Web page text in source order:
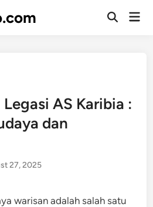
Open
AS Karibia :
dan
27, 2025
warisan adalah salah satu